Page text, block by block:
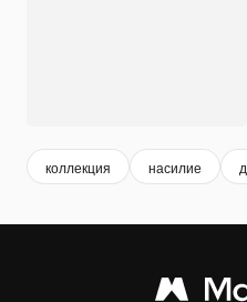
коллекция насилие